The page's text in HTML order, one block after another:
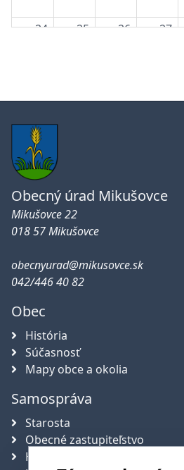
24. 25. 26. 27.
Obecný úrad Mikušovce
Mikušovce 22
018 57 Mikušovce
obecnyurad@mikusovce.sk
042/446 40 82
Obec
História
Súčasnosť
Mapy obce a okolia
Samospráva
Starosta
Obecné zastupiteľstvo
Hlavný kontrolór obce